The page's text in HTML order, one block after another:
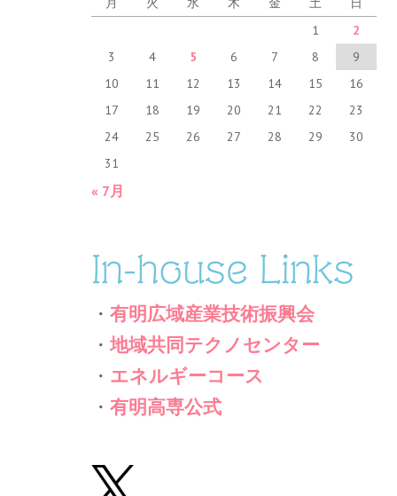
1
2
3
4 5 6 7 8
9
10
11 12 13 14 15
16
17
18 19 20 21 22
23
24
25 26 27 28 29
30
31
« 7月
In-house Links
・有明広域産業技術振興会
・地域共同テクノセンター
・ エネルギーコース
・有明高専公式